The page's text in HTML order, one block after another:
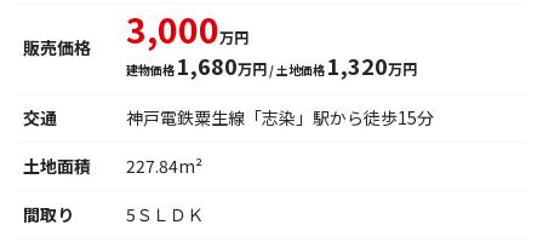
販売価格 3,000万円
建物価格 1,680万円 / 土地価格 1,320万円
交通
神戸電鉄粟生線「志染」駅から徒歩15分
土地面積
227.84m²
間取り
5ＳＬＤＫ